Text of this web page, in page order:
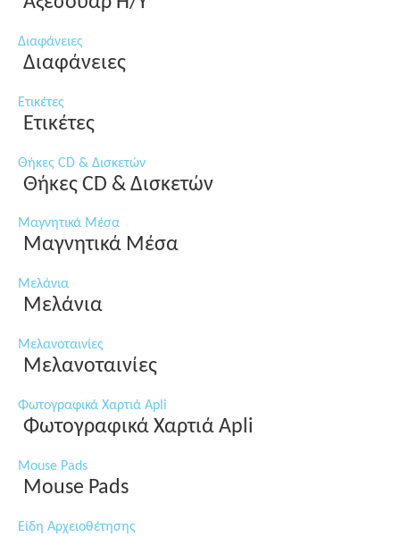
Διαφάνειες
Διαφάνειες
Ετικέτες
Ετικέτες
Θήκες CD & Δισκετών
Θήκες CD & Δισκετών
Μαγνητικά Μέσα
Μαγνητικά Μέσα
Μελάνια
Μελάνια
Μελανοταινίες
Μελανοταινίες
Φωτογραφικά Χαρτιά Apli
Φωτογραφικά Χαρτιά Apli
Mouse Pads
Mouse Pads
Είδη Αρχειοθέτησης